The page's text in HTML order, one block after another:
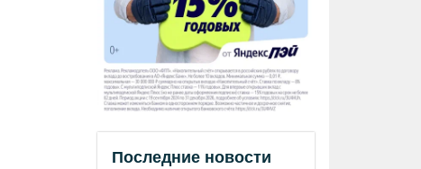
Последние новости